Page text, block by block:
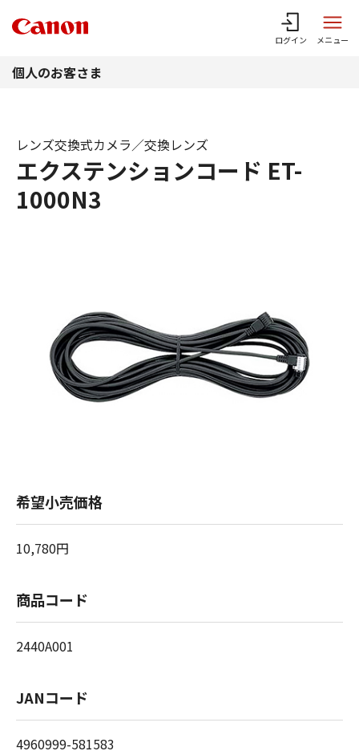
ログイン メニュー
個人のお客さま
エクステンションコード ET-
1000N3
レンズ交換式カメラ／交換レンズ
希望小売価格
10,780円
商品コード
2440A001
JANコード
4960999-581583